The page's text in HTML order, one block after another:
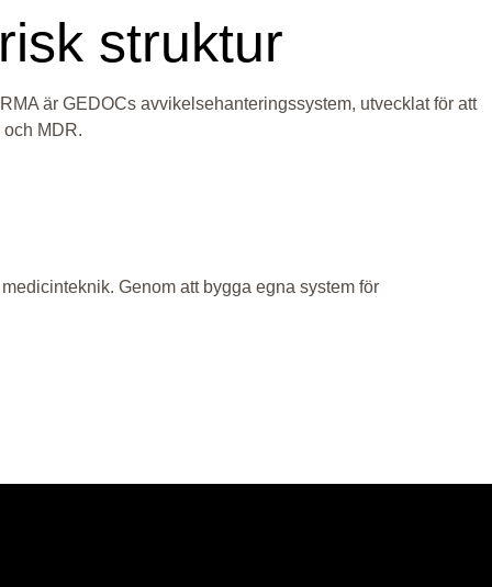
struktur
är GEDOCs avvikelsehanteringssystem, utvecklat för att
MDR.
Genom att bygga egna system för